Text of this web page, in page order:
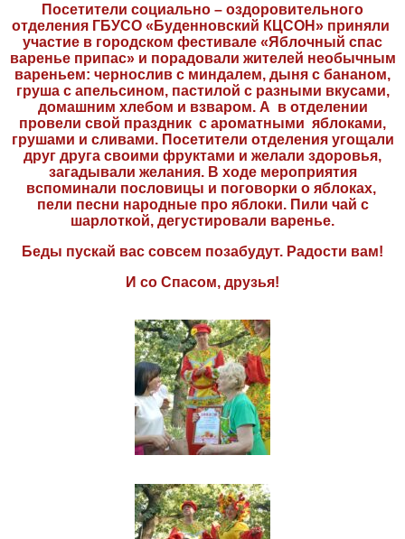
Посетители социально – оздоровительного
отделения ГБУСО «Буденновский КЦСОН» приняли
участие в городском фестивале «Яблочный спас
варенье припас» и порадовали жителей необычным
вареньем: чернослив с миндалем, дыня с бананом,
груша с апельсином, пастилой с разными вкусами,
домашним хлебом и взваром. А в отделении
провели свой праздник с ароматными яблоками,
грушами и сливами. Посетители отделения угощали
друг друга своими фруктами и желали здоровья,
загадывали желания. В ходе мероприятия
вспоминали пословицы и поговорки о яблоках,
пели песни народные про яблоки. Пили чай с
шарлоткой, дегустировали варенье.
Беды пускай вас совсем позабудут. Радости вам!
И со Спасом, друзья!